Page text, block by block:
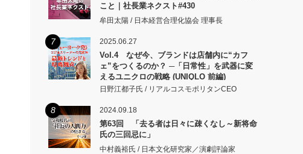
こと｜社長業ネクスト#430
牟田太陽 / 日本経営合理化協会 理事長
7 2025.06.27
Vol.4 なぜ今、ブランドは店舗内に“カフ
ェ”をつくるのか？ ─「日常性」を武器に変
えるユニクロの戦略 (UNIQLO 前編)
日野江都子氏 / リアルコスモポリタンCEO
8 2024.09.18
第63回 「去る者は日々に疎くなし～新将命
氏の三回忌に」
中村義裕氏 / 日本文化研究家／演劇評論家